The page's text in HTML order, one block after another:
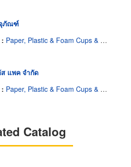
ภัณฑ์
Paper, Plastic & Foam Cups & Containers
แพค จำกัด
Paper, Plastic & Foam Cups & Containers
Catalog